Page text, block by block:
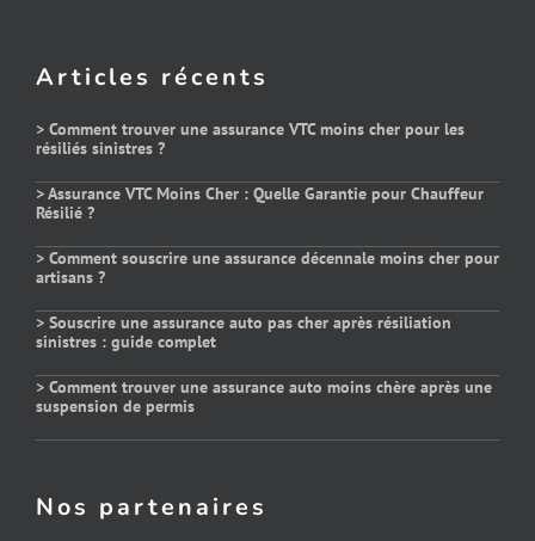
Articles récents
> Comment trouver une assurance VTC moins cher pour les
résiliés sinistres ?
> Assurance VTC Moins Cher : Quelle Garantie pour Chauffeur
Résilié ?
> Comment souscrire une assurance décennale moins cher pour
artisans ?
> Souscrire une assurance auto pas cher après résiliation
sinistres : guide complet
> Comment trouver une assurance auto moins chère après une
suspension de permis
Nos partenaires